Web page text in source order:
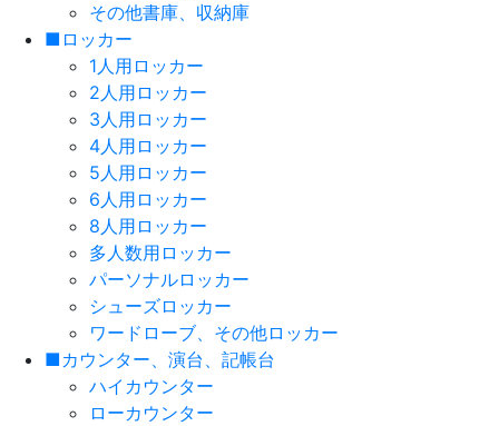
その他書庫、収納庫
■ロッカー
1人用ロッカー
2人用ロッカー
3人用ロッカー
4人用ロッカー
5人用ロッカー
6人用ロッカー
8人用ロッカー
多人数用ロッカー
パーソナルロッカー
シューズロッカー
ワードローブ、その他ロッカー
■カウンター、演台、記帳台
ハイカウンター
ローカウンター